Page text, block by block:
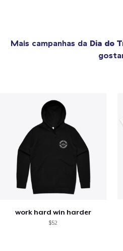
Mais campanhas da Dia do
work hard win harder
$52